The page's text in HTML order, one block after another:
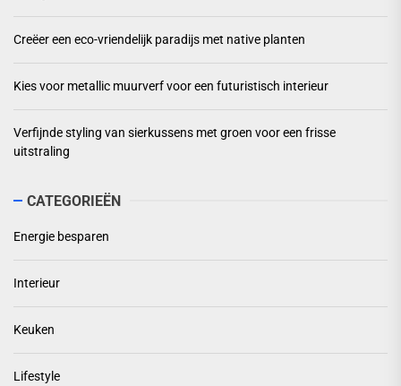
Creëer een eco-vriendelijk paradijs met native planten
Kies voor metallic muurverf voor een futuristisch interieur
Verfijnde styling van sierkussens met groen voor een frisse
uitstraling
CATEGORIEËN
Energie besparen
Interieur
Keuken
Lifestyle